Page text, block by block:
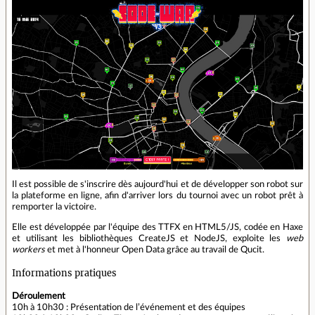
Il est possible de s'inscrire dès aujourd'hui et de développer son robot sur
la plateforme en ligne, afin d'arriver lors du tournoi avec un robot prêt à
remporter la victoire.
Elle est développée par l'équipe des TTFX en HTML5/JS, codée en Haxe
et utilisant les bibliothèques CreateJS et NodeJS, exploite les
web
workerset met à l'honneur Open Data grâce au travail de Qucit.
Informations pratiques
Déroulement
10h à 10h30 : Présentation de l’événement et des équipes